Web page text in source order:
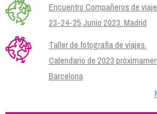
Encuentro Compañeros de
23-24-25 Junio 2023. Madrid
Taller de fotografía de viajes.
Calendario de 2023
Barcelona